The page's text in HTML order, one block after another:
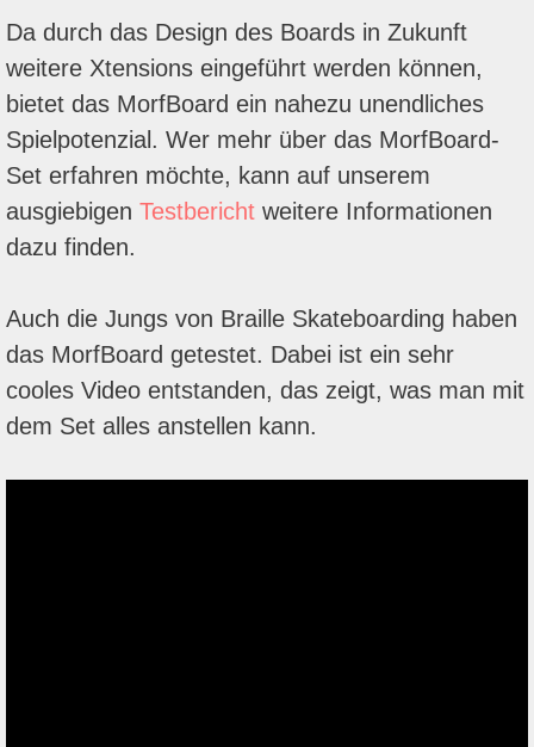
Da durch das Design des Boards in Zukunft
weitere Xtensions eingeführt werden können,
bietet das MorfBoard ein nahezu unendliches
Spielpotenzial. Wer mehr über das MorfBoard-
Set erfahren möchte, kann auf unserem
ausgiebigen Testbericht weitere Informationen
dazu finden.
Auch die Jungs von Braille Skateboarding haben
das MorfBoard getestet. Dabei ist ein sehr
cooles Video entstanden, das zeigt, was man mit
dem Set alles anstellen kann.